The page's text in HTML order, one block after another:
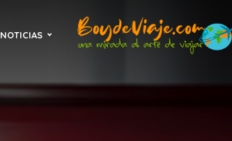
NOTICIAS